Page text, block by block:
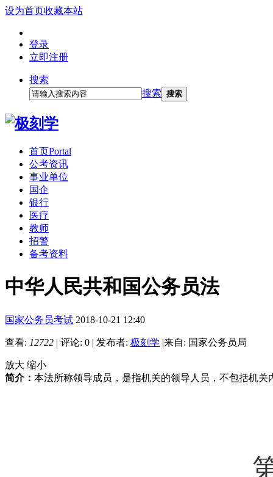
设为首页收藏本站
登录
立即注册
搜索
搜索 搜索
首页Portal
公考资讯
事业单位
国企
银行
医疗
教师
招警
备考资料
中华人民共和国公务员法
国家公务员考试 2018-10-21 12:40
查看: 12722 | 评论: 0 | 发布者: 极刻学 |来自: 国家公务员局
放大 缩小
简介： 本法所称领导成员，是指机关的领导人员，不包括机关